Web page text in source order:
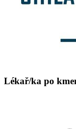
Lékař/ka po